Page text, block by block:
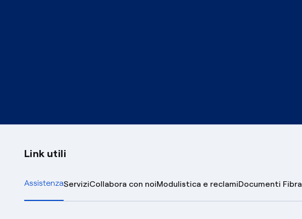
Link utili
AssistenzaServiziCollabora con noiModulistica e reclamiDocumenti Fibra